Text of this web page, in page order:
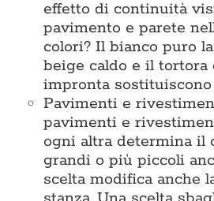
effetto di continuità
pavimento e parete
colori? Il bianco puro
beige caldo e il
impronta
Pavimenti e
pavimenti e
ogni altra determina il
grandi o più piccoli
scelta modifica anche